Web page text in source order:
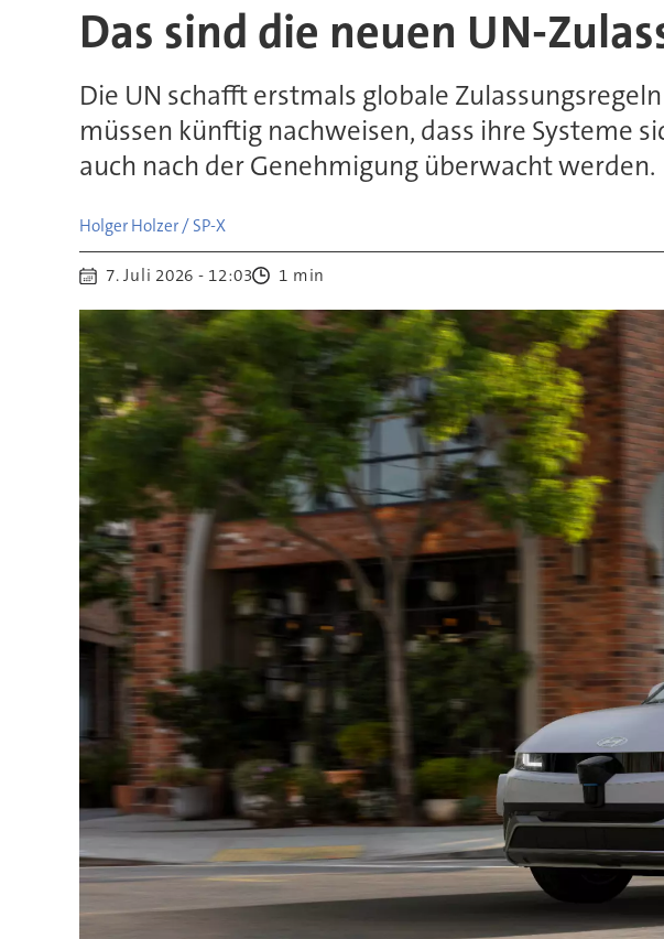
Das sind die neuen UN-
Die UN schafft erstmals globale
müssen künftig nachweisen, dass ihre Systeme
auch nach der Genehmigung überwacht werden.
Holger Holzer / SP-X
7. Juli 2026 - 12:03 1 min